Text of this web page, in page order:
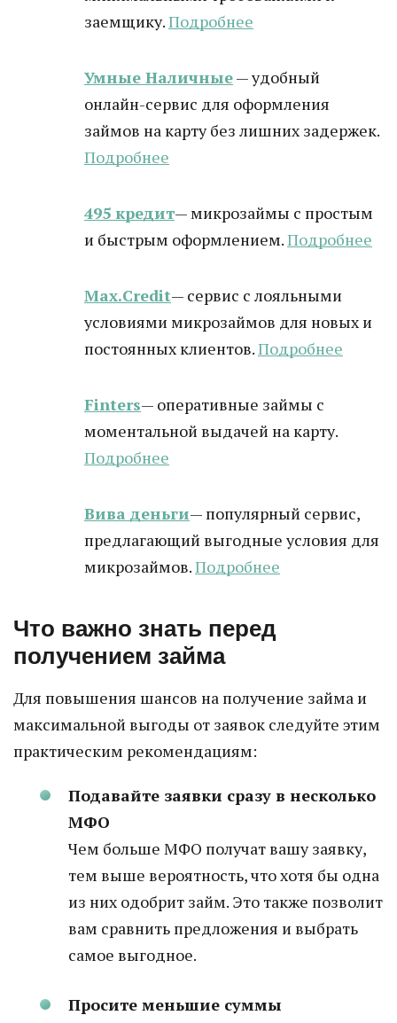
заемщику.Подробнее
Умные Наличные— удобный
онлайн-сервис для оформления
займов на карту без лишних задержек.
Подробнее
495 кредит— микрозаймы с простым
и быстрым оформлением.Подробнее
Max.Credit— сервис с лояльными
условиями микрозаймов для новых и
постоянных клиентов.Подробнее
Finters— оперативные займы с
моментальной выдачей на карту.
Подробнее
Вива деньги— популярный сервис,
предлагающий выгодные условия для
микрозаймов.Подробнее
Что важно знать перед
получением займа
Для повышения шансов на получение займа и
максимальной выгоды от заявок следуйте этим
практическим рекомендациям:
Подавайте заявки сразу в несколько
МФО
Чем больше МФО получат вашу заявку,
тем выше вероятность, что хотя бы одна
из них одобрит займ. Это также позволит
вам сравнить предложения и выбрать
самое выгодное.
Просите меньшие суммы